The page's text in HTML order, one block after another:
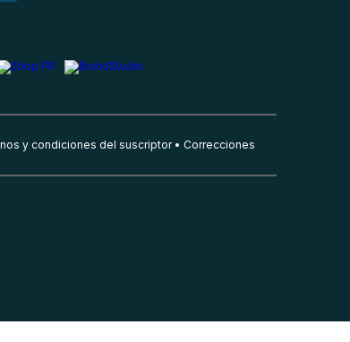
y condiciones del suscriptor Correcciones